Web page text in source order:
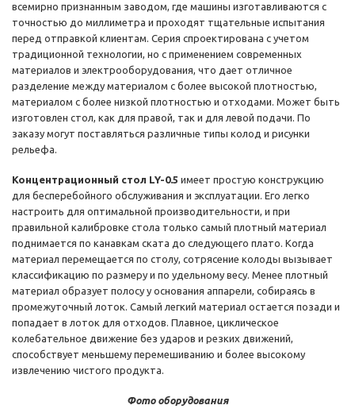
всемирно признанным заводом, где машины изготавливаются с
точностью до миллиметра и проходят тщательные испытания
перед отправкой клиентам. Серия спроектирована с учетом
традиционной технологии, но с применением современных
материалов и электрооборудования, что дает отличное
разделение между материалом с более высокой плотностью,
материалом с более низкой плотностью и отходами. Может быть
изготовлен стол, как для правой, так и для левой подачи. По
заказу могут поставляться различные типы колод и рисунки
рельефа.
Концентрационный стол LY-0.5 имеет простую конструкцию
для бесперебойного обслуживания и эксплуатации. Его легко
настроить для оптимальной производительности, и при
правильной калибровке стола только самый плотный материал
поднимается по канавкам ската до следующего плато. Когда
материал перемещается по столу, сотрясение колоды вызывает
классификацию по размеру и по удельному весу. Менее плотный
материал образует полосу у основания аппарели, собираясь в
промежуточный лоток. Самый легкий материал остается позади и
попадает в лоток для отходов. Плавное, циклическое
колебательное движение без ударов и резких движений,
способствует меньшему перемешиванию и более высокому
извлечению чистого продукта.
Фото оборудования